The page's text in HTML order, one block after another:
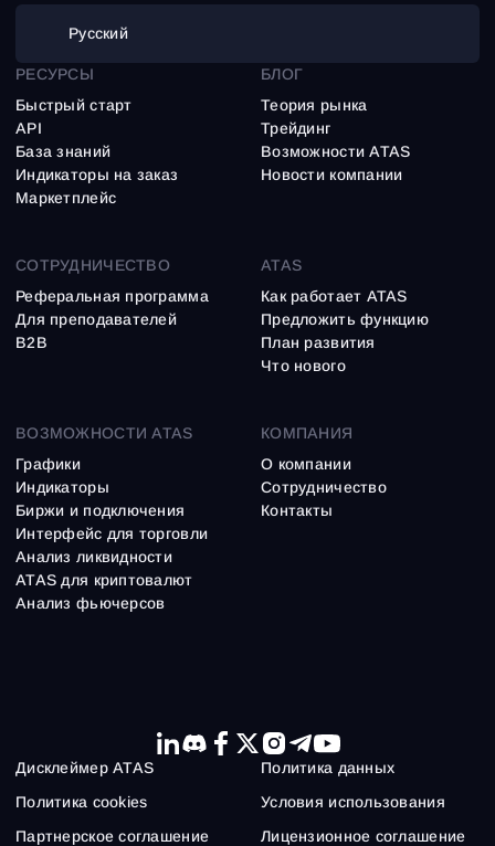
Русский
ВОЗМОЖНОСТИ ATAS
Графики
Индикаторы
Биржи и подключения
Интерфейс для торговли
Анализ ликвидности
ATAS для криптовалют
Анализ фьючерсов
РЕСУРСЫ
Быстрый старт
API
База знаний
Индикаторы на заказ
Маркетплейс
БЛОГ
Теория рынка
Трейдинг
Возможности ATAS
Новости компании
СОТРУДНИЧЕСТВО
Реферальная программа
Для преподавателей
B2B
ATAS
Как работает ATAS
Предложить функцию
План развития
Что нового
КОМПАНИЯ
О компании
Сотрудничество
Контакты
Дисклеймер ATAS
Политика данных
Политика cookies
Условия использования
Партнерское соглашение
Лицензионное соглашение